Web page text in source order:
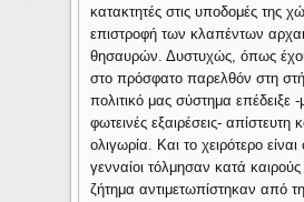
κατακτητές στις υποδομές της
επιστροφή των κλαπέντων
θησαυρών. Δυστυχώς, όπως
στο πρόσφατο παρελθόν στη
πολιτικό μας σύστημα επέδειξε -
φωτεινές εξαιρέσεις- απίστευτη
ολιγωρία. Και το χειρότερο είναι
γενναίοι τόλμησαν κατά
ζήτημα αντιμετωπίστηκαν από